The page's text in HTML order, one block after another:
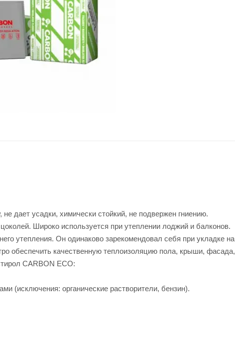
дает усадки, химически стойкий, не подвержен гниению.
Широко используется при утеплении лоджий и балконов.
утепления. Он одинаково зарекомендовал себя при укладке на
обеспечить качественную теплоизоляцию пола, крыши, фасада,
CARBON ECO:
(исключения: органические растворители, бензин).